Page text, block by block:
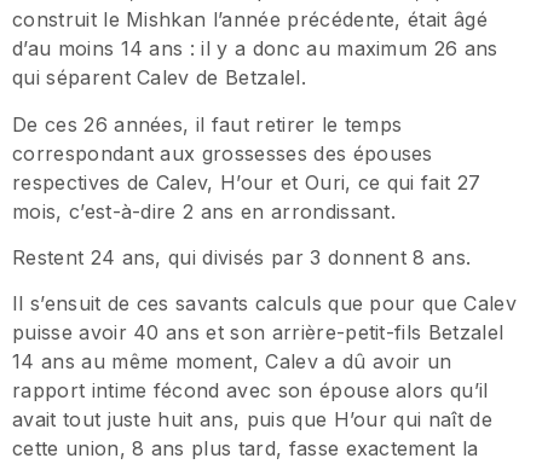
construit le Mishkan l’année précédente, était âgé
d’au moins 14 ans : il y a donc au maximum 26 ans
qui séparent Calev de Betzalel.
De ces 26 années, il faut retirer le temps
correspondant aux grossesses des épouses
respectives de Calev, H’our et Ouri, ce qui fait 27
mois, c’est-à-dire 2 ans en arrondissant.
Restent 24 ans, qui divisés par 3 donnent 8 ans.
Il s’ensuit de ces savants calculs que pour que Calev
puisse avoir 40 ans et son arrière-petit-fils Betzalel
14 ans au même moment, Calev a dû avoir un
rapport intime fécond avec son épouse alors qu’il
avait tout juste huit ans, puis que H’our qui naît de
cette union, 8 ans plus tard, fasse exactement la